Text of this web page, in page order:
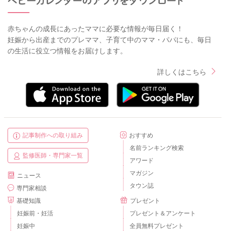
赤ちゃんの成長にあったママに必要な情報が毎日届く！
妊娠から出産までのプレママ、子育て中のママ・パパにも、毎日
の生活に役立つ情報をお届けします。
詳しくはこちら
記事制作への取り組み
監修医師・専門家一覧
ニュース
専門家相談
基礎知識
妊娠前・妊活
妊娠中
おすすめ
名前ランキング検索
アワード
マガジン
タウン誌
プレゼント
プレゼント＆アンケート
全員無料プレゼント